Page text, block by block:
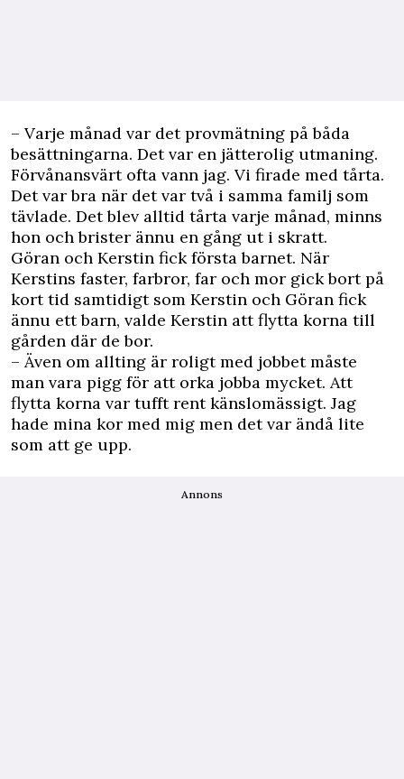
– Varje månad var det provmätning på båda
besättningarna. Det var en jätterolig utmaning.
Förvånansvärt ofta vann jag. Vi firade med tårta.
Det var bra när det var två i samma familj som
tävlade. Det blev alltid tårta varje månad, minns
hon och brister ännu en gång ut i skratt.
Göran och Kerstin fick första barnet. När
Kerstins faster, farbror, far och mor gick bort på
kort tid samtidigt som Kerstin och Göran fick
ännu ett barn, valde Kerstin att flytta korna till
gården där de bor.
– Även om allting är roligt med jobbet måste
man vara pigg för att orka jobba mycket. Att
flytta korna var tufft rent känslomässigt. Jag
hade mina kor med mig men det var ändå lite
som att ge upp.
Annons